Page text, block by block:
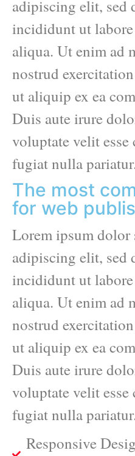
adipiscing elit, sed
incididunt ut
aliqua. Ut enim ad
nostrud
ut aliquip ex ea
Duis aute irure
voluptate velit
fugiat nulla
The most
for web
Lorem ipsum dolor
adipiscing elit, sed
incididunt ut
aliqua. Ut enim ad
nostrud
ut aliquip ex ea
Duis aute irure
voluptate velit
fugiat nulla
Responsive